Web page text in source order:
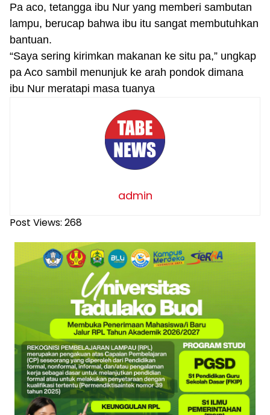
Pa aco, tetangga ibu Nur yang memberi sambutan
lampu, berucap bahwa ibu itu sangat membutuhkan
bantuan.
“Saya sering kirimkan makanan ke situ pa,” ungkap
pa Aco sambil menunjuk ke arah pondok dimana
ibu Nur meratapi masa tuanya
admin
Post Views: 268